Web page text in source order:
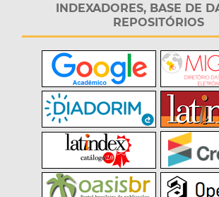
INDEXADORES, BASE DE
REPOSITÓRIOS